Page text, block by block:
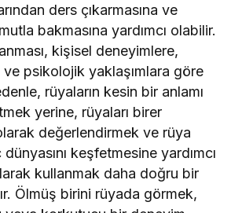
ders çıkarmasına ve
bakmasına yardımcı olabilir.
kişisel deneyimlere,
psikolojik yaklaşımlara göre
rüyaların kesin bir anlamı
yerine, rüyaları birer
değerlendirmek ve rüya
keşfetmesine yardımcı
kullanmak daha doğru bir
Ölmüş birini rüyada görmek,